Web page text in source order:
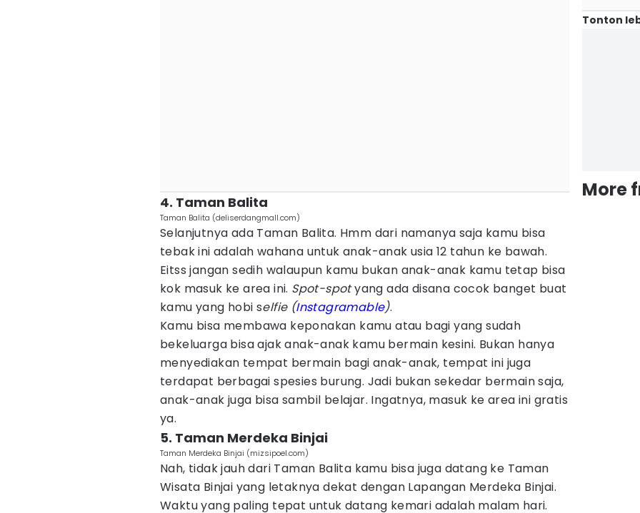
4. Taman Balita
Taman Balita (deliserdangmall.com)
Selanjutnya ada Taman Balita. Hmm dari namanya saja kamu bisa
tebak ini adalah wahana untuk anak-anak usia 12 tahun ke bawah.
Eitss jangan sedih walaupun kamu bukan anak-anak kamu tetap bisa
kok masuk ke area ini. Spot-spotyang ada disana cocok banget buat
kamu yang hobi selfie (Instagramable).
Kamu bisa membawa keponakan kamu atau bagi yang sudah
bekeluarga bisa ajak anak-anak kamu bermain kesini. Bukan hanya
menyediakan tempat bermain bagi anak-anak, tempat ini juga
terdapat berbagai spesies burung. Jadi bukan sekedar bermain saja,
anak-anak juga bisa sambil belajar. Ingatnya, masuk ke area ini gratis
ya.
5. Taman Merdeka Binjai
Taman Merdeka Binjai (mizsipoel.com)
Nah, tidak jauh dari Taman Balita kamu bisa juga datang ke Taman
Wisata Binjai yang letaknya dekat dengan Lapangan Merdeka Binjai.
Waktu yang paling tepat untuk datang kemari adalah malam hari.
Tonton
More